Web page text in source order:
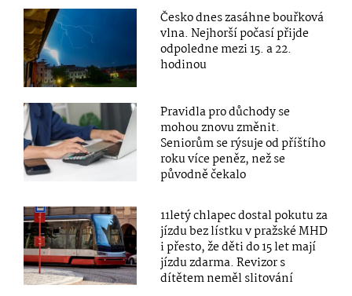
Česko dnes zasáhne bouřková
vlna. Nejhorší počasí přijde
odpoledne mezi 15. a 22.
hodinou
Pravidla pro důchody se
mohou znovu změnit.
Seniorům se rýsuje od příštího
roku více peněz, než se
původně čekalo
11letý chlapec dostal pokutu za
jízdu bez lístku v pražské MHD
i přesto, že děti do 15 let mají
jízdu zdarma. Revizor s
dítětem neměl slitování